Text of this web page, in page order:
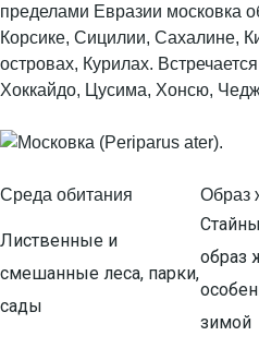
пределами Евразии московка
Корсике, Сицилии, Сахалине,
островах, Курилах.
Хоккайдо, Цусима, Хонсю,
Среда обитания Образ
Лиственные и
смешанные леса, парки,
сады
образ
зимой